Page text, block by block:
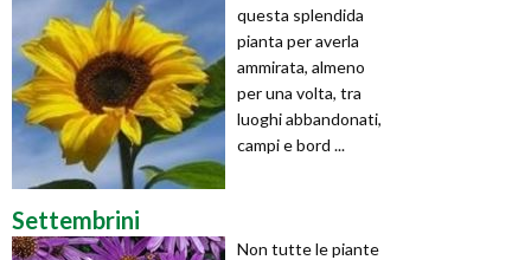
questa splendida
pianta per averla
ammirata, almeno
per una volta, tra
luoghi abbandonati,
campi e bord ...
Settembrini
Non tutte le piante